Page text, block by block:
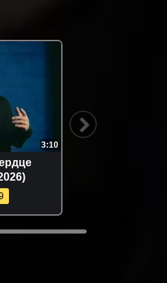
3:10